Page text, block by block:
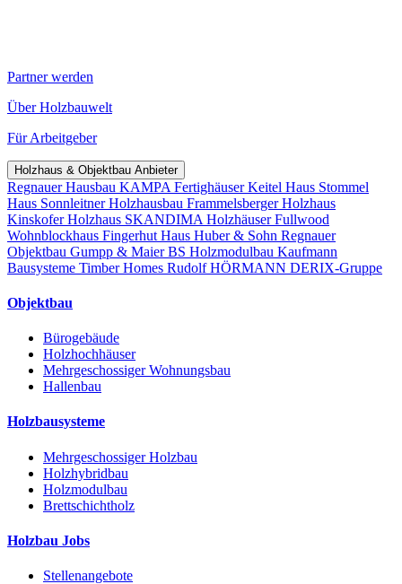
Partner werden
Über Holzbauwelt
Für Arbeitgeber
Holzhaus & Objektbau Anbieter
Regnauer Hausbau KAMPA FertighäuserKeitel Haus Stommel
Haus Sonnleitner Holzhausbau Frammelsberger Holzhaus
Kinskofer Holzhaus SKANDIMA HolzhäuserFullwood
Wohnblockhaus Fingerhut Haus Huber & Sohn Regnauer
Objektbau Gumpp & MaierBS Holzmodulbau Kaufmann
Bausysteme Timber Homes Rudolf HÖRMANN DERIX-Gruppe
Objektbau
Bürogebäude
Holzhochhäuser
Mehrgeschossiger Wohnungsbau
Hallenbau
Holzbausysteme
Mehrgeschossiger Holzbau
Holzhybridbau
Holzmodulbau
Brettschichtholz
Holzbau Jobs
Stellenangebote